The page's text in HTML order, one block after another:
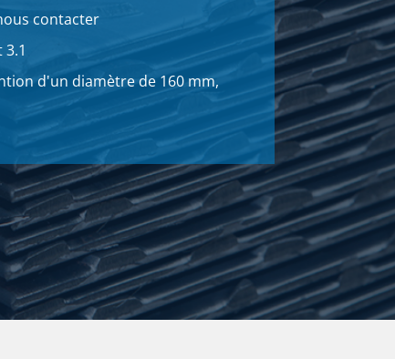
SÉLECTIONNER
SÉLECTIONNER
SÉLECTIONNER
SÉLECTIONNER
SÉLECTIONNER
SÉLECTIONNER
SÉLECTIONNER
contacter
d'un diamètre de 160 mm,